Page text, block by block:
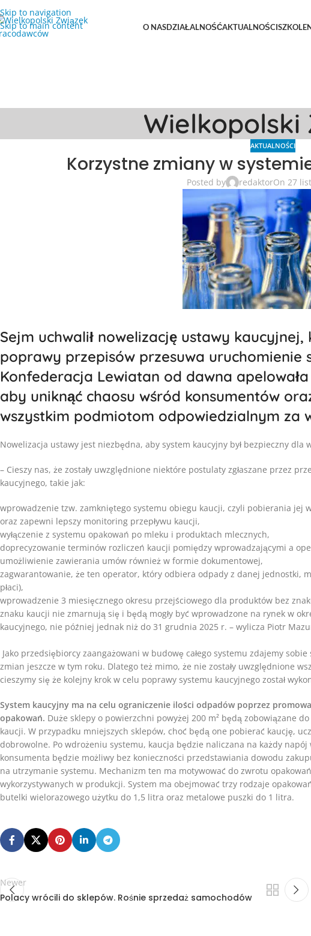
Skip to navigation
Skip to main content
O NASDZIAŁALNOŚĆAKTUALNOŚCI
Wielkopolski
AKTUALNOŚCI
Korzystne zmiany w
Posted by redaktorOn 27
Sejm uchwalił nowelizację ustawy
poprawy przepisów przesuwa uruchomienie
Konfederacja Lewiatan od dawna
aby uniknąć chaosu wśród konsumentów
wszystkim podmiotom odpowiedzialnym za
Nowelizacja ustawy jest niezbędna, aby system kaucyjny był bezpieczny dla
– Cieszy nas, że zostały uwzględnione niektóre postulaty zgłaszane przez
kaucyjnego, takie jak:
wprowadzenie tzw. zamkniętego systemu obiegu kaucji, czyli pobierania jej
oraz zapewni lepszy monitoring przepływu kaucji,
wyłączenie z systemu opakowań po mleku i produktach mlecznych,
doprecyzowanie terminów rozliczeń kaucji pomiędzy wprowadzającymi a
umożliwienie zawierania umów również w formie dokumentowej,
zagwarantowanie, że ten operator, który odbiera odpady z danej jednostki,
płaci),
wprowadzenie 3 miesięcznego okresu przejściowego dla produktów bez
znaku kaucji nie zmarnują się i będą mogły być wprowadzone na rynek w
kaucyjnego, nie później jednak niż do 31 grudnia 2025 r. – wylicza Piotr
Jako przedsiębiorcy zaangażowani w budowę całego systemu zdajemy
zmian jeszcze w tym roku. Dlatego też mimo, że nie zostały uwzględnione
cieszymy się że kolejny krok w celu poprawy systemu kaucyjnego został
System kaucyjny ma na celu ograniczenie ilości odpadów poprzez
opakowań. Duże sklepy o powierzchni powyżej 200 m² będą zobowiązane
kaucji. W przypadku mniejszych sklepów, choć będą one pobierać kaucję,
dobrowolne. Po wdrożeniu systemu, kaucja będzie naliczana na każdy
konsumenta będzie możliwy bez konieczności przedstawiania dowodu
na utrzymanie systemu. Mechanizm ten ma motywować do zwrotu
wykorzystywanych w produkcji. System ma obejmować trzy rodzaje
butelki wielorazowego użytku do 1,5 litra oraz metalowe puszki do 1 litra.
Newer
Polacy wrócili do sklepów. Rośnie sprzedaż samochodów